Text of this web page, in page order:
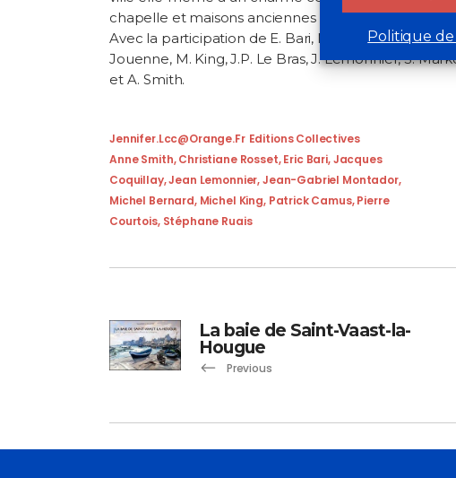
Politique de
chapelle et maisons anciennes aux coquettes
Avec la participation de E. Bari, M. Bernard, M. Bez,
Jouenne, M. King, J.P. Le Bras, J. Lemonnier, S.
et A. Smith.
Jennifer.lcc@orange.fr Editions Collectives
Anne Smith,Christiane Rosset,Eric Bari,Jacques
Coquillay,Jean Lemonnier,Jean-Gabriel Montador,
Michel Bernard, Michel King, Patrick Camus,Pierre
Courtois, Stéphane Ruais
La baie de Saint-Vaast-la-
Hougue
Previous